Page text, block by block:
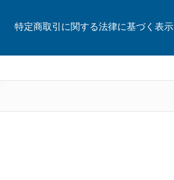
特定商取引に関する法律に基づく表示